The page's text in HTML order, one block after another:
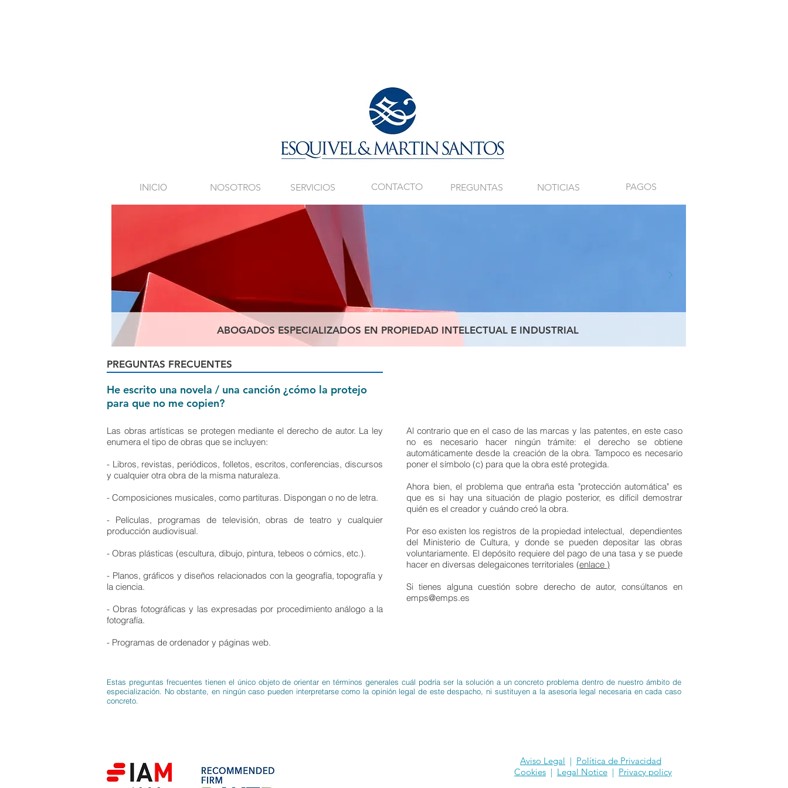
INICIO NOSOTROS SERVICIOS PAGOS
CONTACTO NOTICIAS
PREGUNTAS
ABOGADOS ESPECIALIZADOS EN PROPIEDAD INTELECTUAL E INDUSTRIAL
PREGUNTAS FRECUENTES
He escrito una novela / una canción ¿cómo la protejo
para que no me copien?
Las obras artísticas se protegen mediante el derecho de autor. La ley
enumera el tipo de obras que se incluyen:
- Libros, revistas, periódicos, folletos, escritos, conferencias, discursos
y cualquier otra obra de la misma naturaleza.
- Composiciones musicales, como partituras. Dispongan o no de letra.
- Películas, programas de televisión, obras de teatro y cualquier
producción audiovisual.
- Obras plásticas (escultura, dibujo, pintura, tebeos o cómics, etc.).
- Planos, gráficos y diseños relacionados con la geografía, topografía y
la ciencia.
- Obras fotográficas y las expresadas por procedimiento análogo a la
fotografía.
- Programas de ordenador y páginas web.
Al contrario que en el caso de las marcas y las patentes, en este caso
no es necesario hacer ningún trámite: el derecho se obtiene
automáticamente desde la creación de la obra. Tampoco es necesario
poner el símbolo (c) para que la obra esté protegida.
Ahora bien, el problema que entraña esta "protección automática" es
que es si hay una situación de plagio posterior, es difícil demostrar
quién es el creador y cuándo creó la obra.
Por eso existen los registros de la propiedad intelectual, dependientes
del Ministerio de Cultura, y donde se pueden depositar las obras
voluntariamente. El depósito requiere del pago de una tasa y se puede
hacer en diversas delegaicones territoriales (enlace )
Si tienes alguna cuestión sobre derecho de autor, consúltanos en
emps@emps.es
Estas preguntas frecuentes tienen el único objeto de orientar en términos generales cuál podría ser la solución a un concreto problema dentro de nuestro ámbito de
especialización. No obstante, en ningún caso pueden interpretarse como la opinión legal de este despacho, ni sustituyen a la asesoría legal necesaria en cada caso
concreto.
Aviso Legal | Política de Privacidad
Cookies | Legal Notice | Privacy policy